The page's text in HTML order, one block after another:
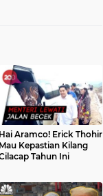
Hai Aramco! Erick Thohir
Mau Kepastian Kilang
Tahun Ini